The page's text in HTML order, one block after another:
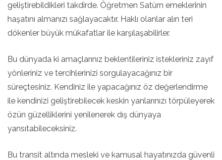
geliştirebildikleri takdirde. Öğretmen Satürn emeklerinin
haşatını almanızı sağlayacaktır. Haklı olanlar alın teri
dökenler büyük mükafatlar ile karşılaşabilirler.
Bu dünyada ki amaçlarınız beklentileriniz istekleriniz zayıf
yönleriniz ve tercihlerinizi sorgulayacağınız bir
süreçtesiniz. Kendiniz ile yapacağınız öz değerlendirme
ile kendinizi geliştirebilecek keskin yanlarınızı törpüleyerek
özün güzelliklerini yenilenerek dış dünyaya
yansıtabileceksiniz.
Bu transit altında mesleki ve kamusal hayatınızda güvenli